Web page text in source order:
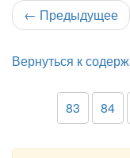
← Предыдущее
Вернуться к
83 84